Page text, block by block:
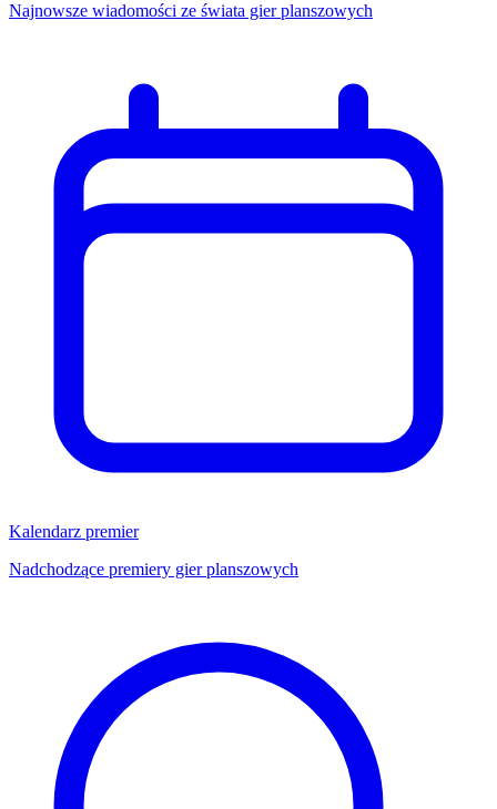
Najnowsze wiadomości ze świata gier planszowych
Kalendarz premier
Nadchodzące premiery gier planszowych